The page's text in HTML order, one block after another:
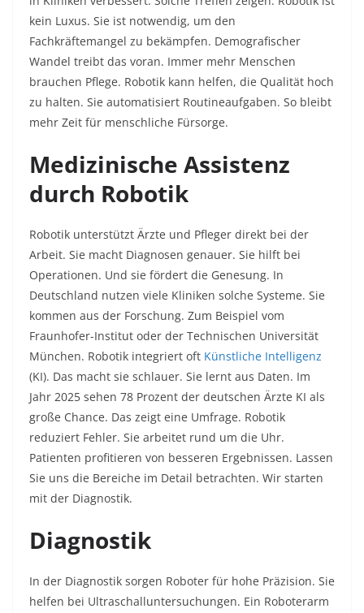
kein Luxus. Sie ist notwendig, um den
Fachkräftemangel zu bekämpfen. Demografischer
Wandel treibt das voran. Immer mehr Menschen
brauchen Pflege. Robotik kann helfen, die Qualität hoch
zu halten. Sie automatisiert Routineaufgaben. So bleibt
mehr Zeit für menschliche Fürsorge.
Medizinische Assistenz
durch Robotik
Robotik unterstützt Ärzte und Pfleger direkt bei der
Arbeit. Sie macht Diagnosen genauer. Sie hilft bei
Operationen. Und sie fördert die Genesung. In
Deutschland nutzen viele Kliniken solche Systeme. Sie
kommen aus der Forschung. Zum Beispiel vom
Fraunhofer-Institut oder der Technischen Universität
München. Robotik integriert oft Künstliche Intelligenz
(KI). Das macht sie schlauer. Sie lernt aus Daten. Im
Jahr 2025 sehen 78 Prozent der deutschen Ärzte KI als
große Chance. Das zeigt eine Umfrage. Robotik
reduziert Fehler. Sie arbeitet rund um die Uhr.
Patienten profitieren von besseren Ergebnissen. Lassen
Sie uns die Bereiche im Detail betrachten. Wir starten
mit der Diagnostik.
Diagnostik
In der Diagnostik sorgen Roboter für hohe Präzision. Sie
helfen bei Ultraschalluntersuchungen. Ein Roboterarm